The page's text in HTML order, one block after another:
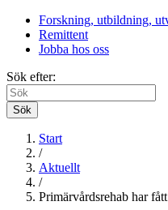
Forskning, utbildning,
Remittent
Jobba hos oss
Sök efter:
Sök
Start
/
Aktuellt
/
Primärvårdsrehab har